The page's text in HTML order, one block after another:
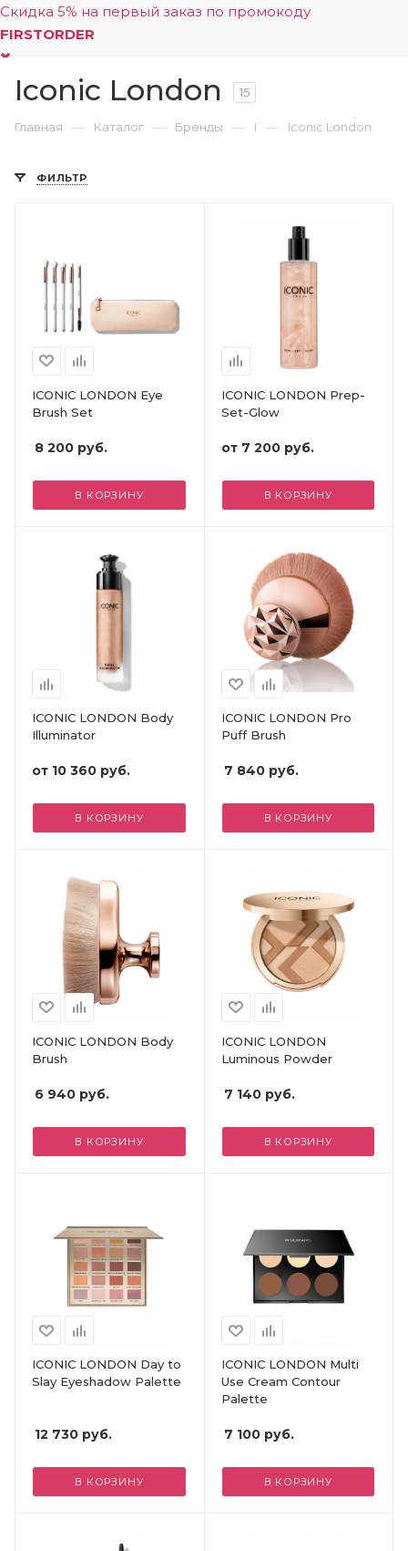
Скидка 5% на первый заказ по промокоду
FIRSTORDER
Iconic London 15
Главная — Каталог — Бренды — I — Iconic London
ФИЛЬТР
ICONIC LONDON Eye
Brush Set
8 200 руб.
В КОРЗИНУ
ICONIC LONDON Prep-
Set-Glow
от 7 200 руб.
В КОРЗИНУ
ICONIC LONDON Body
Illuminator
от 10 360 руб.
В КОРЗИНУ
ICONIC LONDON Pro
Puff Brush
7 840руб.
В КОРЗИНУ
ICONIC LONDON Body
Brush
6 940 руб.
В КОРЗИНУ
ICONIC LONDON
Luminous Powder
7 140руб.
В КОРЗИНУ
ICONIC LONDON Day to
Slay Eyeshadow Palette
12 730 руб.
В КОРЗИНУ
ICONIC LONDON Multi
Use Cream Contour
Palette
7 100руб.
В КОРЗИНУ